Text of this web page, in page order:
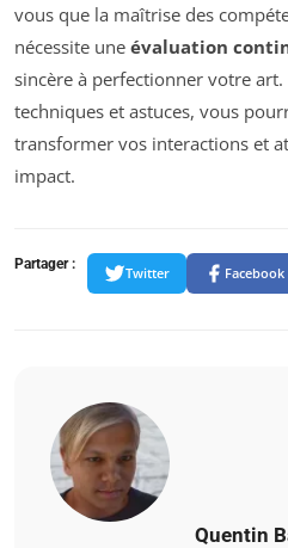
vous que la maîtrise des
nécessite une évaluation
sincère à perfectionner votre art.
techniques et astuces, vous
transformer vos interactions et
impact.
Partager :
Twitter Facebook
Quentin